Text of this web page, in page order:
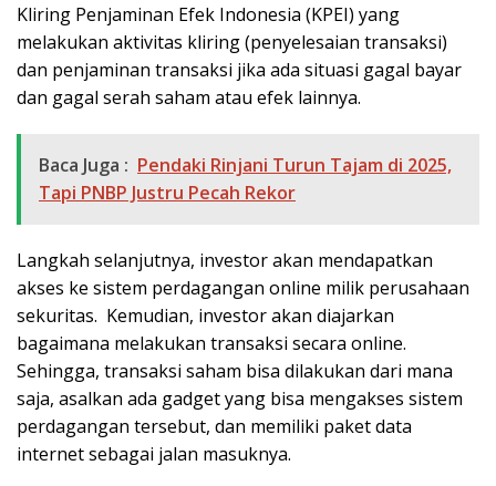
Kliring Penjaminan Efek Indonesia (KPEI) yang
melakukan aktivitas kliring (penyelesaian transaksi)
dan penjaminan transaksi jika ada situasi gagal bayar
dan gagal serah saham atau efek lainnya.
Baca Juga : Pendaki Rinjani Turun Tajam di 2025,
Tapi PNBP Justru Pecah Rekor
Langkah selanjutnya, investor akan mendapatkan
akses ke sistem perdagangan online milik perusahaan
sekuritas. Kemudian, investor akan diajarkan
bagaimana melakukan transaksi secara online.
Sehingga, transaksi saham bisa dilakukan dari mana
saja, asalkan ada gadget yang bisa mengakses sistem
perdagangan tersebut, dan memiliki paket data
internet sebagai jalan masuknya.